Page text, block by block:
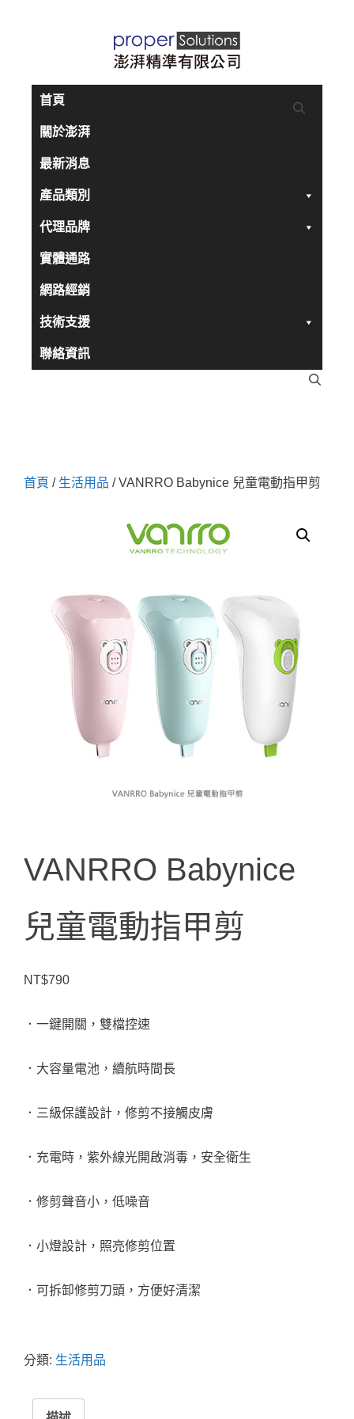
首頁
關於澎湃
最新消息
產品類別
代理品牌
實體通路
網路經銷
技術支援
聯絡資訊
首頁 / 生活用品 / VANRRO Babynice 兒童電動指甲剪
VANRRO Babynice
兒童電動指甲剪
NT$790
．一鍵開關，雙檔控速
．大容量電池，續航時間長
．三級保護設計，修剪不接觸皮膚
．充電時，紫外線光開啟消毒，安全衛生
．修剪聲音小，低噪音
．小燈設計，照亮修剪位置
．可拆卸修剪刀頭，方便好清潔
分類: 生活用品